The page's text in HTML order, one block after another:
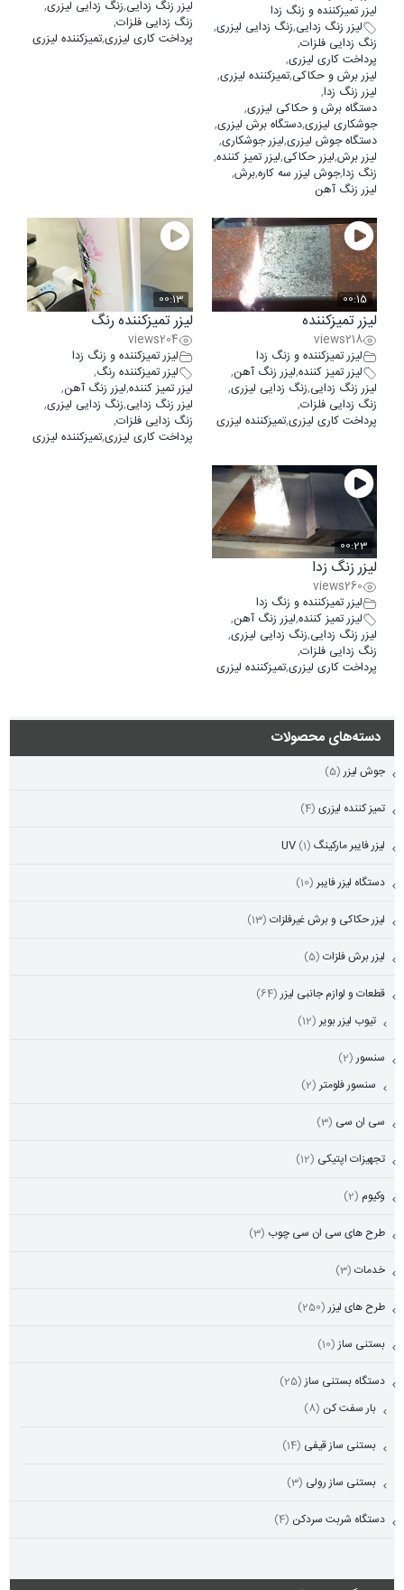
لیزر تمیزکننده و زنگ زدا
لیزر زنگ زدایی,زنگ زدایی لیزری,
زنگ زدایی فلزات,
پرداخت کاری لیزری,
لیزر برش و حکاکی,تمیزکننده لیزری,
لیزر زنگ زدا,
دستگاه برش و حکاکی لیزری,
جوشکاری لیزری,دستگاه برش لیزری,
دستگاه جوش لیزری,لیزر جوشکاری,
لیزر برش,لیزر حکاکی,لیزر تمیز کننده,
زنگ زدا,جوش لیزر سه کاره,برش,
لیزر زنگ آهن
لیزر زنگ زدایی,زنگ زدایی لیزری,
زنگ زدایی فلزات,
پرداخت کاری لیزری,تمیزکننده لیزری
00:15
لیزر تمیزکننده
218
views
لیزر تمیزکننده و زنگ زدا
لیزر تمیز کننده,لیزر زنگ آهن,
لیزر زنگ زدایی,زنگ زدایی لیزری,
زنگ زدایی فلزات,
پرداخت کاری لیزری,تمیزکننده لیزری
00:13
لیزر تمیزکننده رنگ
204
views
لیزر تمیزکننده و زنگ زدا
لیزر تمیزکننده رنگ,
لیزر تمیز کننده,لیزر زنگ آهن,
لیزر زنگ زدایی,زنگ زدایی لیزری,
زنگ زدایی فلزات,
پرداخت کاری لیزری,تمیزکننده لیزری
00:23
لیزر زنگ زدا
260
views
لیزر تمیزکننده و زنگ زدا
لیزر تمیز کننده,لیزر زنگ آهن,
لیزر زنگ زدایی,زنگ زدایی لیزری,
زنگ زدایی فلزات,
پرداخت کاری لیزری,تمیزکننده لیزری
دسته‌های محصولات
جوش لیزر (5)
تمیز کننده لیزری (4)
لیزر فایبر مارکینگ UV (1)
دستگاه لیزر فایبر (10)
لیزر حکاکی و برش غیرفلزات (13)
لیزر برش فلزات (5)
قطعات و لوازم جانبی لیزر (64)
تیوب لیزر بویر (12)
سنسور (2)
سنسور فلومتر (2)
سی ان سی (3)
تجهیزات اپتیکی (12)
وکیوم (2)
طرح های سی ان سی چوب (3)
خدمات (3)
طرح های لیزر (250)
بستنی ساز (10)
دستگاه بستنی ساز (25)
بار سفت کن (8)
بستنی ساز قیفی (14)
بستنی ساز رولی (3)
دستگاه شربت سردکن (4)